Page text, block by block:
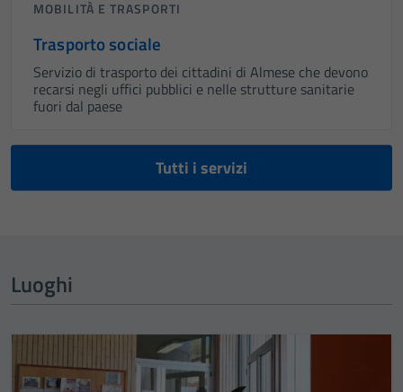
MOBILITÀ E TRASPORTI
Trasporto sociale
Servizio di trasporto dei cittadini di Almese che devono
recarsi negli uffici pubblici e nelle strutture sanitarie
fuori dal paese
Tutti i servizi
Luoghi
Questi cookie
non raccolgono
personali.